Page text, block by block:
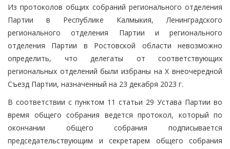
Из протоколов общих собраний регионального отделения
Партии в Республике Калмыкия, Ленинградского
регионального отделения Партии и регионального
отделения Партии в Ростовской области невозможно
определить, что делегаты от соответствующих
региональных отделений были избраны на X внеочередной
Съезд Партии, назначенный на 23 декабря 2023 г.
В соответствии с пунктом 11 статьи 29 Устава Партии во
время общего собрания ведется протокол, который по
окончании общего собрания подписывается
председательствующим и секретарем общего собрания